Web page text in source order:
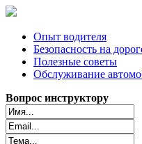
Опыт водителя
Безопасность на
Полезные советы
Обслуживание
Вопрос инструктору